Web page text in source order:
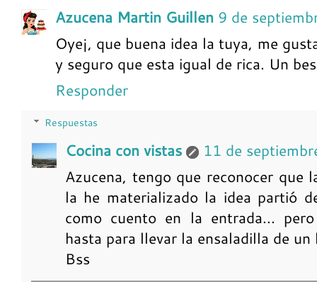
Azucena Martin Guillen 9 de
Oye¡, que buena idea la tuya, me
y seguro que esta igual de rica. Un
Responder
Respuestas
Cocina con vistas
11 de
Azucena, tengo que reconocer que
la he materializado la idea partió
como cuento en la entrada...
hasta para llevar la ensaladilla de
Bss